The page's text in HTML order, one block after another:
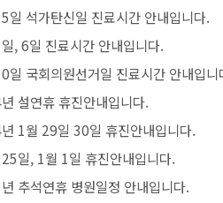
일 석가탄신일 진료시간 안내입니다.
, 6일 진료시간 안내입니다.
일 국회의원선거일 진료시간 안내입니
설연휴 휴진안내입니다.
1월 29일 30일 휴진안내입니다.
일, 1월 1일 휴진안내입니다.
추석연휴 병원일정 안내입니다.